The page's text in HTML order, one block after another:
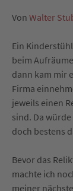
Von Walter
Ein
beim
dann kam mir
Firma
jeweils einen
sind. Da
doch bestens
Bevor das
machte ich
meiner